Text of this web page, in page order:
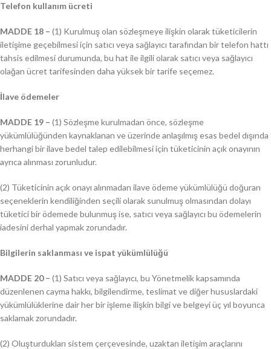
Telefon kullanım ücreti
MADDE 18 – (1) Kurulmuş olan sözleşmeye ilişkin olarak tüketicilerin
iletişime geçebilmesi için satıcı veya sağlayıcı tarafından bir telefon hattı
tahsis edilmesi durumunda, bu hat ile ilgili olarak satıcı veya sağlayıcı
olağan ücret tarifesinden daha yüksek bir tarife seçemez.
İlave ödemeler
MADDE 19 – (1) Sözleşme kurulmadan önce, sözleşme
yükümlülüğünden kaynaklanan ve üzerinde anlaşılmış esas bedel dışında
herhangi bir ilave bedel talep edilebilmesi için tüketicinin açık onayının
ayrıca alınması zorunludur.
(2) Tüketicinin açık onayı alınmadan ilave ödeme yükümlülüğü doğuran
seçeneklerin kendiliğinden seçili olarak sunulmuş olmasından dolayı
tüketici bir ödemede bulunmuş ise, satıcı veya sağlayıcı bu ödemelerin
iadesini derhal yapmak zorundadır.
Bilgilerin saklanması ve ispat yükümlülüğü
MADDE 20 − (1) Satıcı veya sağlayıcı, bu Yönetmelik kapsamında
düzenlenen cayma hakkı, bilgilendirme, teslimat ve diğer hususlardaki
yükümlülüklerine dair her bir işleme ilişkin bilgi ve belgeyi üç yıl boyunca
saklamak zorundadır.
(2) Oluşturdukları sistem çerçevesinde, uzaktan iletişim araçlarını